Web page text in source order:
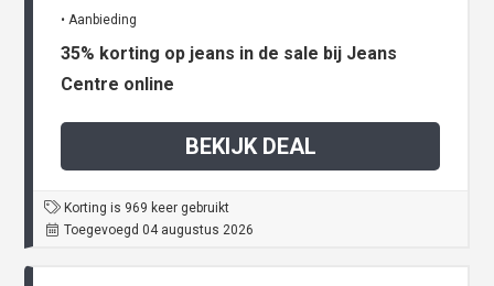
• Aanbieding
35% korting op jeans in de sale bij Jeans
Centre online
BEKIJK DEAL
Korting is 969 keer gebruikt
Toegevoegd 04 augustus 2026